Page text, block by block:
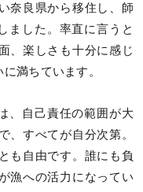
奈良県から移住し、師
ました。率直に言うと
、楽しさも十分に感じ
満ちています。
、自己責任の範囲が大
、すべてが自分次第。
も自由です。誰にも負
漁への活力になってい